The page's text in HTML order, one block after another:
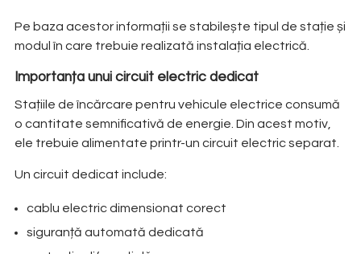
Pe baza acestor informații se stabilește tipul de stație și
modul în care trebuie realizată instalația electrică.
Importanța unui circuit electric dedicat
Stațiile de încărcare pentru vehicule electrice consumă
o cantitate semnificativă de energie. Din acest motiv,
ele trebuie alimentate printr-un circuit electric separat.
Un circuit dedicat include:
cablu electric dimensionat corect
siguranță automată dedicată